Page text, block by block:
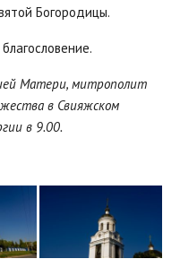
Богородицы.
Матери, митрополит
в Свияжском
в 9.00.